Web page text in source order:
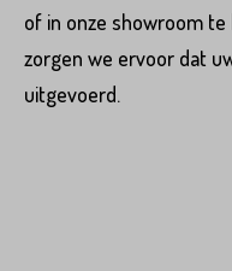
of in onze showroom te
zorgen we ervoor dat
uitgevoerd.